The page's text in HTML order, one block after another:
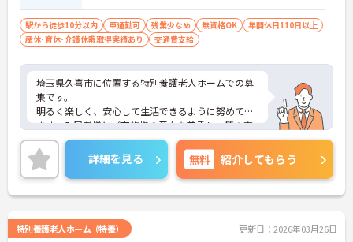
駅から徒歩10分以内 車通勤可 残業少なめ 無資格OK
年間休日110日以上
産休･育休･介護休暇取得実績あり
交通費支給
埼玉県久喜市に位置する特別養護老人ホームでの募
集です。
明るく楽しく、安心して生活できるように努めてい
ます。入居者様とご家族様の意向を尊重し、質の高
い充実したサービスを提供するため、入居者様本位
の視点で計画していきます。利用者様同士が交流を
深め、相互交流の楽しみや生きがいとなれるよう、
様々なレクリエーションを提供していきます。ご希
望に応じた各種クラブ活動（音楽、生花等）もござ
週3日以上勤務可能な方の募集ですので、しっかり
稼ぐことができます！
詳細を見る 無料 紹介してもらう
特別養護老人ホーム（特養） 更新日：2026年03月26日